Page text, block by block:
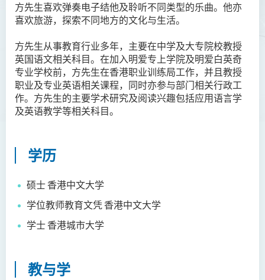
方先生喜欢弹奏电子结他及聆听不同类型的乐曲。他亦
喜欢旅游，探索不同地方的文化与生活。
方先生从事教育行业多年，主要在中学及大专院校教授
英国语文相关科目。在加入明爱专上学院及明爱白英奇
专业学校前，方先生在香港职业训练局工作，并且教授
职业及专业英语相关课程，同时亦参与部门相关行政工
作。方先生的主要学术研究及阅读兴趣包括应用语言学
及英语教学等相关科目。
学历
硕士 香港中文大学
学位教师教育文凭 香港中文大学
学士 香港城市大学
教与学
郭俊祺先生
李嘉瑶女士
刘学言先生
詹嘉文博士
邓乐儿博士